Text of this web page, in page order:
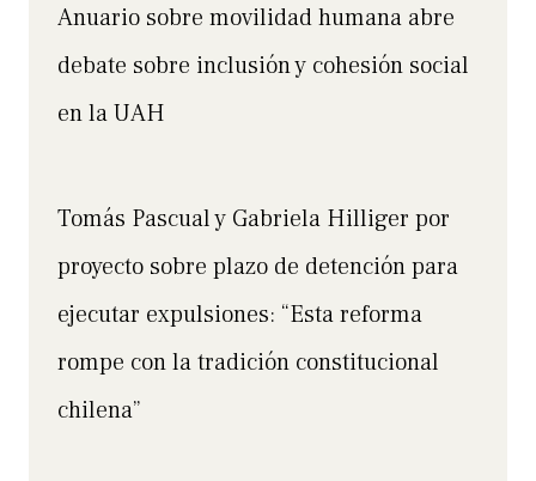
Anuario sobre movilidad humana abre
debate sobre inclusión y cohesión social
en la UAH
Tomás Pascual y Gabriela Hilliger por
proyecto sobre plazo de detención para
ejecutar expulsiones: “Esta reforma
rompe con la tradición constitucional
chilena”